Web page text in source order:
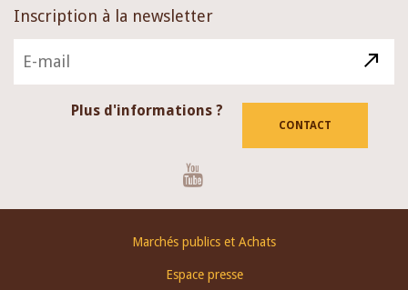
Inscription à la newsletter
Plus d'informations ?
CONTACT
Marchés publics et Achats
Espace presse